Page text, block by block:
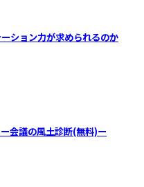
ション力が求められるのか
会議の風土診断(無料)ー